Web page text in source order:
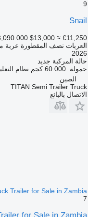
9
Snail
$13,000 ≈ €11,250
العربات نصف المقطورة
2026
حالة المركبة جديد
حمولة 60.000 كجم نظام
الصين
TITAN Semi Trailer Truck
الاتصال بالبائع
Trailer for Sale in Zambia
7